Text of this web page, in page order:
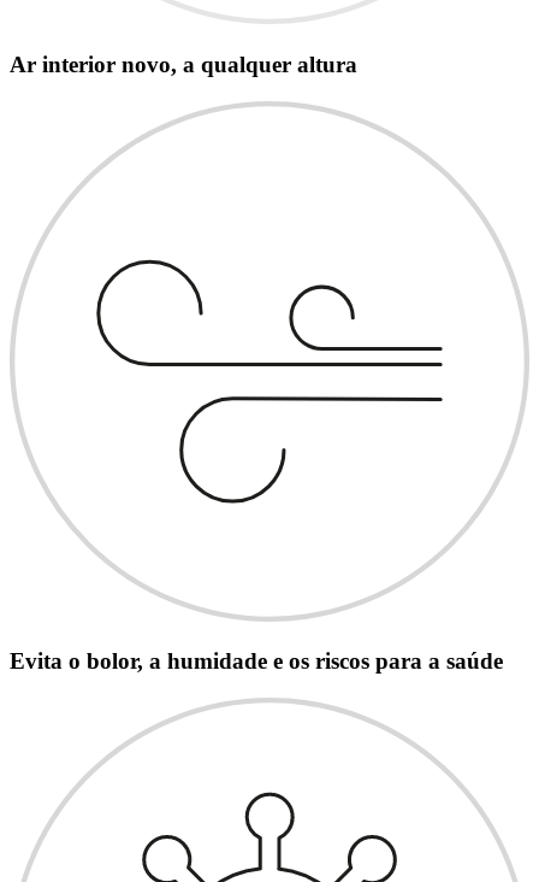
Ar interior novo, a qualquer altura
Evita o bolor, a humidade e os riscos para a saúde